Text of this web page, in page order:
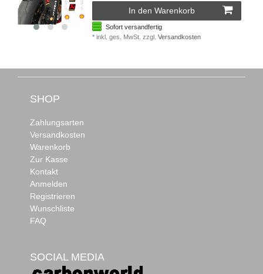
In den Warenkorb
Sofort versandfertig
*inkl. ges. MwSt. zzgl.Versandkosten
SHOP
Zahlungsarten
Versandkosten
Warenkorb
Zur Kasse
Kontakt
Anmelden
Registrieren
Wunschliste
FAQ
SOCIAL MEDIA